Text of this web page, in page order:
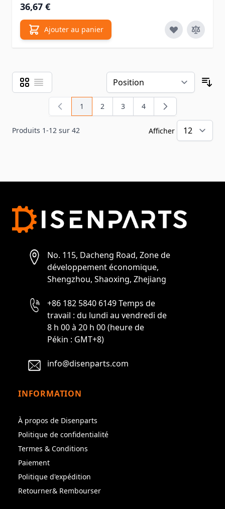
36,67 €
Ajouter au panier
Afficher en
GrilleListe
Produits 1-12 sur 42
Vous lisez actuellement la page
1 Page
2 Page
3 Page
4
Afficher
No. 115, Dacheng Road, Zone de
développement économique,
Shengzhou, Shaoxing, Zhejiang
+86 182 5840 6149 Temps de
travail : du lundi au vendredi de
8 h 00 à 20 h 00 (heure de
Pékin : GMT+8)
info@disenparts.com
INFORMATION
À propos de Disenparts
Politique de confidentialité
Termes & Conditions
Paiement
Politique d'expédition
Retourner& Rembourser